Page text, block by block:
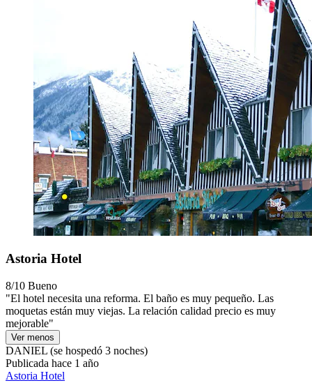
Astoria Hotel
8/10 Bueno
"El hotel necesita una reforma. El baño es muy pequeño. Las
moquetas están muy viejas. La relación calidad precio es muy
mejorable"
Ver menos
DANIEL (se hospedó 3 noches)
Publicada hace 1 año
Astoria Hotel